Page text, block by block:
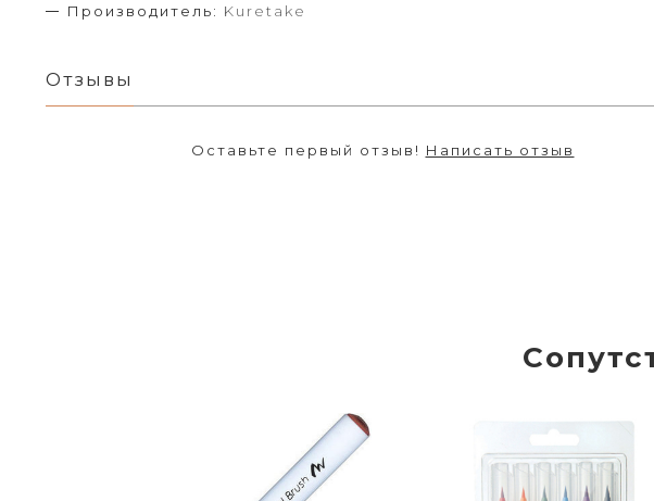
Производитель: Kuretake
Отзывы
Оставьте первый отзыв! Написать отзыв